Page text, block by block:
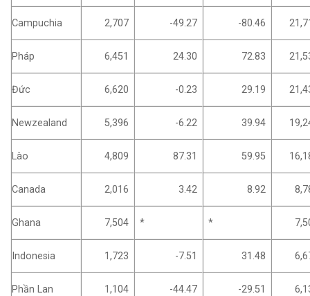
Campuchia 2,707 -49.27 -80.46
Pháp 6,451 24.30 72.83
Đức 6,620 -0.23 29.19
Newzealand 5,396 -6.22 39.94
Lào 4,809 87.31 59.95
Canada 2,016 3.42 8.92
Ghana 7,504 * *
Indonesia 1,723 -7.51 31.48
Phần Lan 1,104 -44.47 -29.51